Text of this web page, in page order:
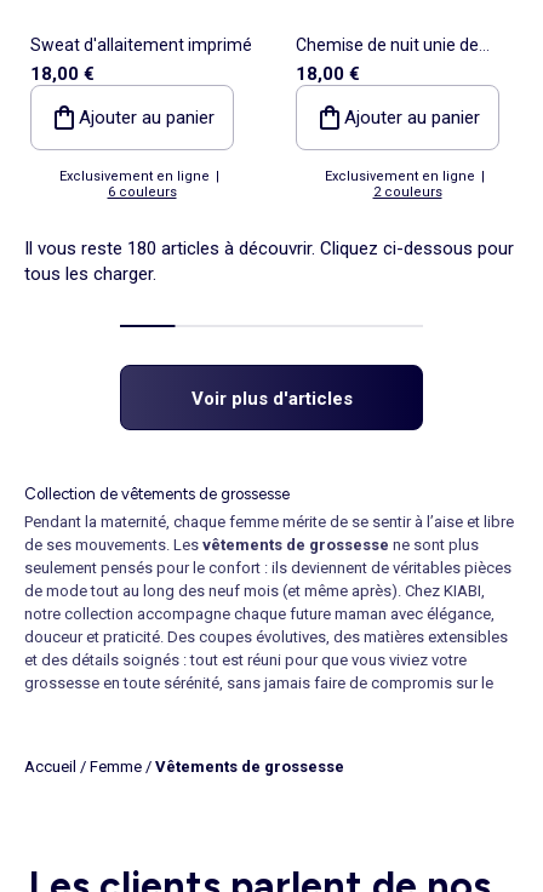
Sweat d'allaitement imprimé
18,00 €
Ajouter au panier
Exclusivement en ligne |
6 couleurs
Chemise de nuit unie de
maternité
18,00 €
Ajouter au panier
Exclusivement en ligne |
2 couleurs
Il vous reste 180 articles à découvrir. Cliquez ci-dessous pour
tous les charger.
Voir plus d'articles
Collection de vêtements de grossesse
Pendant la maternité, chaque femme mérite de se sentir à l’aise et libre
de ses mouvements. Les vêtements de grossesse ne sont plus
seulement pensés pour le confort : ils deviennent de véritables pièces
de mode tout au long des neuf mois (et même après). Chez KIABI,
notre collection accompagne chaque future maman avec élégance,
douceur et praticité. Des coupes évolutives, des matières extensibles
et des détails soignés : tout est réuni pour que vous viviez votre
grossesse en toute sérénité, sans jamais faire de compromis sur le
un legging de grossesse ou un pantalon de maternité à taille
sandales à brides croisées
Accueil / Femme / Vêtements de grossesse